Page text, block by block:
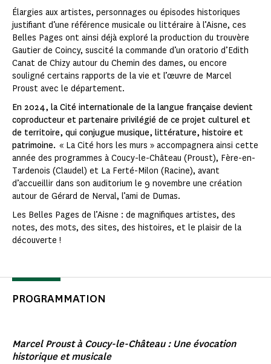
Élargies aux artistes, personnages ou épisodes historiques
justifiant d’une référence musicale ou littéraire à l’Aisne, ces
Belles Pages ont ainsi déjà exploré la production du trouvère
Gautier de Coincy, suscité la commande d’un oratorio d’Edith
Canat de Chizy autour du Chemin des dames, ou encore
souligné certains rapports de la vie et l’œuvre de Marcel
Proust avec le département.
En 2024, la Cité internationale de la langue française devient
coproducteur et partenaire privilégié de ce projet culturel et
de territoire, qui conjugue musique, littérature, histoire et
patrimoine. « La Cité hors les murs » accompagnera ainsi cette
année des programmes à Coucy-le-Château (Proust), Fère-en-
Tardenois (Claudel) et La Ferté-Milon (Racine), avant
d’accueillir dans son auditorium le 9 novembre une création
autour de Gérard de Nerval, l’ami de Dumas.
Les Belles Pages de l’Aisne : de magnifiques artistes, des
notes, des mots, des sites, des histoires, et le plaisir de la
découverte !
PROGRAMMATION
Marcel Proust à Coucy-le-Château : Une évocation
historique et musicale